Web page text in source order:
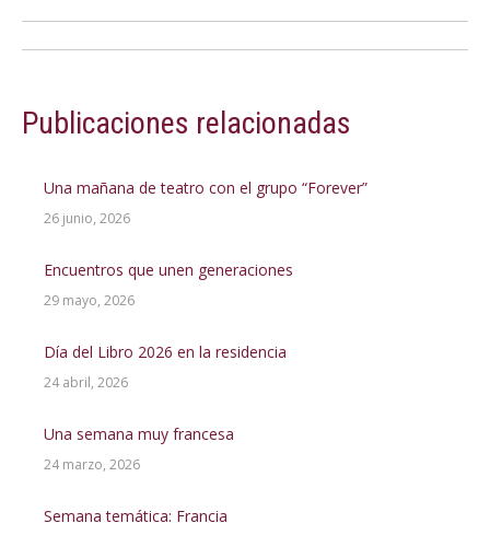
Navegación
publicaciones
Publicaciones relacionadas
Una mañana de teatro con el grupo “Forever”
26 junio, 2026
Encuentros que unen generaciones
29 mayo, 2026
Día del Libro 2026 en la residencia
24 abril, 2026
Una semana muy francesa
24 marzo, 2026
Semana temática: Francia